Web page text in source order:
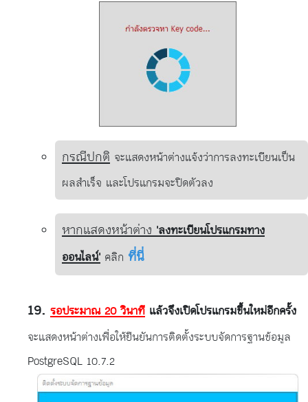
กรณีปกติ จะแสดงหน้าต่างแจ้งว่าการลงทะเบียนเป็น
ผลสำเร็จ และโปรแกรมจะปิดตัวลง
หากแสดงหน้าต่าง'ลงทะเบียนโปรแกรมทาง
ออนไลน์' คลิก ที่นี่
รอประมาณ 20 วินาที แล้วจึงเปิดโปรแกรมขึ้นใหม่อีกครั้ง
จะแสดงหน้าต่างเพื่อให้ยืนยันการติดตั้งระบบจัดการฐานข้อมูล
PostgreSQL 10.7.2